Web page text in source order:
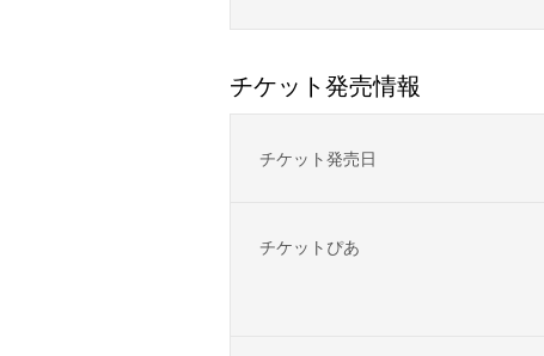
チケット発売情報
チケット発売日
チケットぴあ